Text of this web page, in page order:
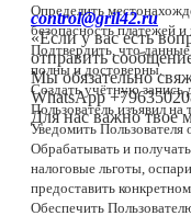
Определить
безопасность платежей
Подтвердить, что
полны и достоверны.
Создать учётную запись
Пользователь изъявил на
Уведомить Пользователя
Обрабатывать и
налоговые льготы,
предоставить
Обеспечить
control@gril42.ru
«Если у вас есть
отправить
Мы обязательно
WhatsApp
Для нас важно твое